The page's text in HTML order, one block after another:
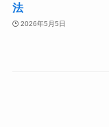
法
2026年5月5日